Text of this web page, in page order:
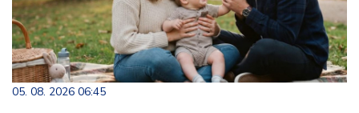
05. 08. 2026 06:45